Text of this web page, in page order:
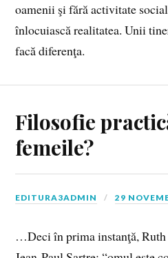
oamenii şi fără activitate
înlocuiască realitatea. Unii
facă diferenţa.
Filosofie
femeile?
EDITURA3ADMIN 29
…Deci în prima instanţă, Ruth